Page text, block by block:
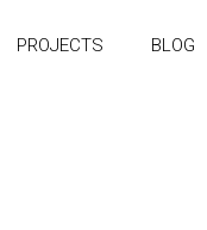
PROJECTS BLOG